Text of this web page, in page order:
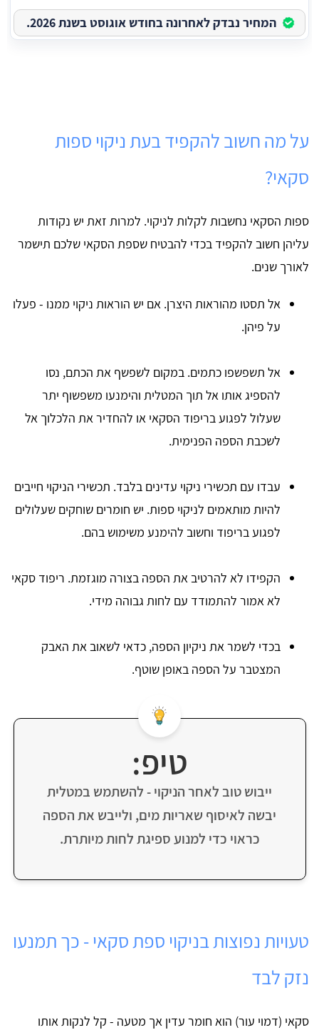
המחיר נבדק לאחרונה בחודש אוגוסט בשנת 2026.
על מה חשוב להקפיד בעת ניקוי ספות
סקאי?
ספות הסקאי נחשבות לקלות לניקוי. למרות זאת יש נקודות
עליהן חשוב להקפיד בכדי להבטיח שספת הסקאי שלכם תישמר
לאורך שנים.
אל תסטו מהוראות היצרן. אם יש הוראות ניקוי ממנו - פעלו
על פיהן.
אל תשפשפו כתמים. במקום לשפשף את הכתם, נסו
להספיג אותו אל תוך המטלית והימנעו משפשוף יתר
שעלול לפגוע בריפוד הסקאי או להחדיר את הלכלוך אל
לשכבת הספה הפנימית.
עבדו עם תכשירי ניקוי עדינים בלבד. תכשירי הניקוי חייבים
להיות מותאמים לניקוי ספות. יש חומרים שוחקים שעלולים
לפגוע בריפוד וחשוב להימנע משימוש בהם.
הקפידו לא להרטיב את הספה בצורה מוגזמת. ריפוד סקאי
לא אמור להתמודד עם לחות גבוהה מידי.
בכדי לשמר את ניקיון הספה, כדאי לשאוב את האבק
המצטבר על הספה באופן שוטף.
טיפ:
ייבוש טוב לאחר הניקוי - להשתמש במטלית
יבשה לאיסוף שאריות מים, ולייבש את הספה
כראוי כדי למנוע ספיגת לחות מיותרת.
טעויות נפוצות בניקוי ספת סקאי - כך תמנעו
נזק לבד
סקאי (דמוי עור) הוא חומר עדין אך מטעה - קל לנקות אותו